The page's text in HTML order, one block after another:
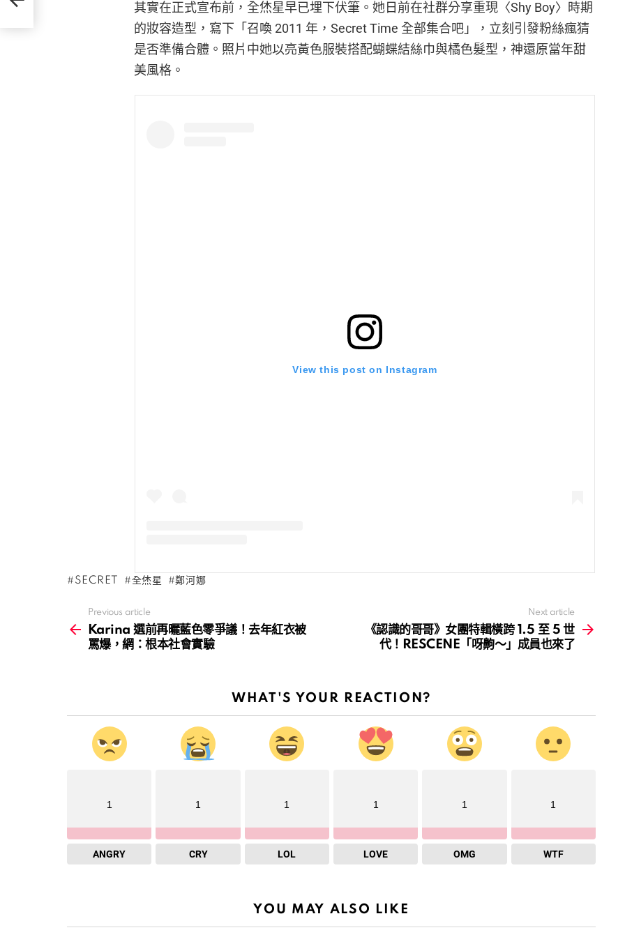
其實在正式宣布前，全烋星早已埋下伏筆。她日前在社群分享重現〈Shy Boy〉時期
的妝容造型，寫下「召喚 2011 年，Secret Time 全部集合吧」，立刻引發粉絲瘋猜
是否準備合體。照片中她以亮黃色服裝搭配蝴蝶結絲巾與橘色髮型，神還原當年甜
美風格。
View this post on Instagram
SECRET 全烋星 鄭河娜
more
Previous article
Karina 選前再曬藍色零爭議！去年紅衣被
罵爆，網：根本社會實驗
Next article
《認識的哥哥》女團特輯橫跨 1.5 至 5 世
代！RESCENE「呀齁～」成員也來了
WHAT'S YOUR REACTION?
1
ANGRY
1
CRY
1
LOL
1
LOVE
1
OMG
1
WTF
YOU MAY ALSO LIKE